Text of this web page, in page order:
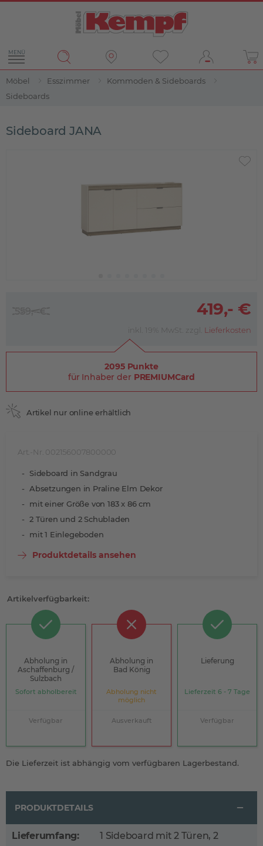
MENÜ
Möbel Esszimmer
Kommoden & Sideboards
Sideboards
Sideboard JANA
Art.-Nr. 002156007800000
Sideboard in Sandgrau
Absetzungen in Praline Elm Dekor
mit einer Größe von 183 x 86 cm
2 Türen und 2 Schubladen
mit 1 Einlegeboden
Produktdetails ansehen
Artikelverfügbarkeit:
Abholung in
Aschaffenburg /
Sulzbach
Sofort abholbereit
Verfügbar
Abholung in
Bad König
Abholung nicht
möglich
Ausverkauft
Lieferung
Lieferzeit 6 - 7 Tage
Verfügbar
Die Lieferzeit ist abhängig vom verfügbaren Lagerbestand.
419,- €
559,- €
inkl. 19% MwSt. zzgl. Lieferkosten
2095 Punkte
für Inhaber der PREMIUMCard
Artikel nur online erhältlich
PRODUKTDETAILS
Lieferumfang:
1 Sideboard mit 2 Türen, 2